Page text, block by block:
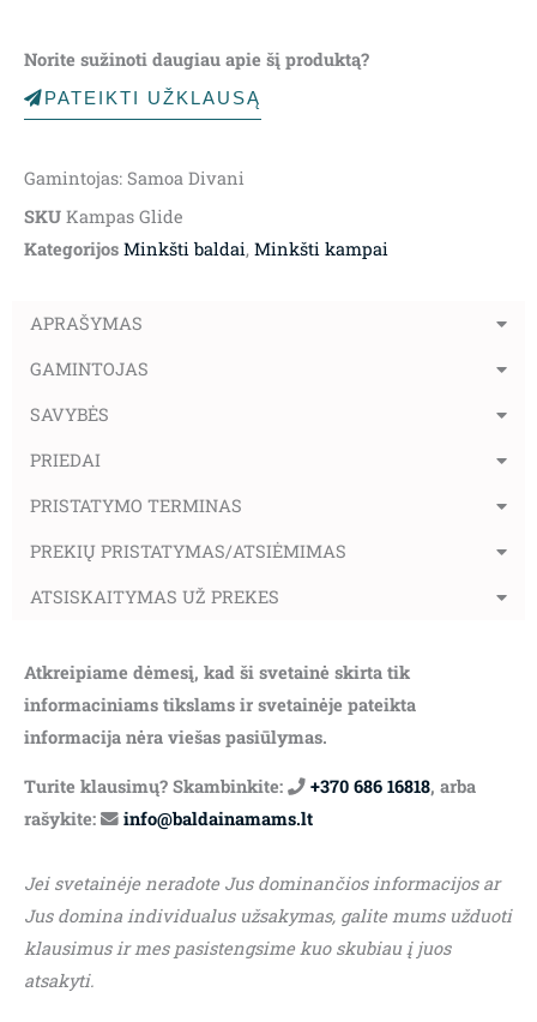
Norite sužinoti daugiau apie šį produktą?
PATEIKTI UŽKLAUSĄ
Gamintojas: Samoa Divani
SKU Kampas Glide
Kategorijos Minkšti baldai, Minkšti kampai
APRAŠYMAS
GAMINTOJAS
SAVYBĖS
PRIEDAI
PRISTATYMO TERMINAS
PREKIŲ PRISTATYMAS/ATSIĖMIMAS
ATSISKAITYMAS UŽ PREKES
Atkreipiame dėmesį, kad ši svetainė skirta tik
informaciniams tikslams ir svetainėje pateikta
informacija nėra viešas pasiūlymas.
Turite klausimų? Skambinkite: +370 686 16818, arba
rašykite:
info@baldainamams.lt
Jei svetainėje neradote Jus dominančios informacijos ar
Jus domina individualus užsakymas, galite mums užduoti
klausimus ir mes pasistengsime kuo skubiau į juos
atsakyti.